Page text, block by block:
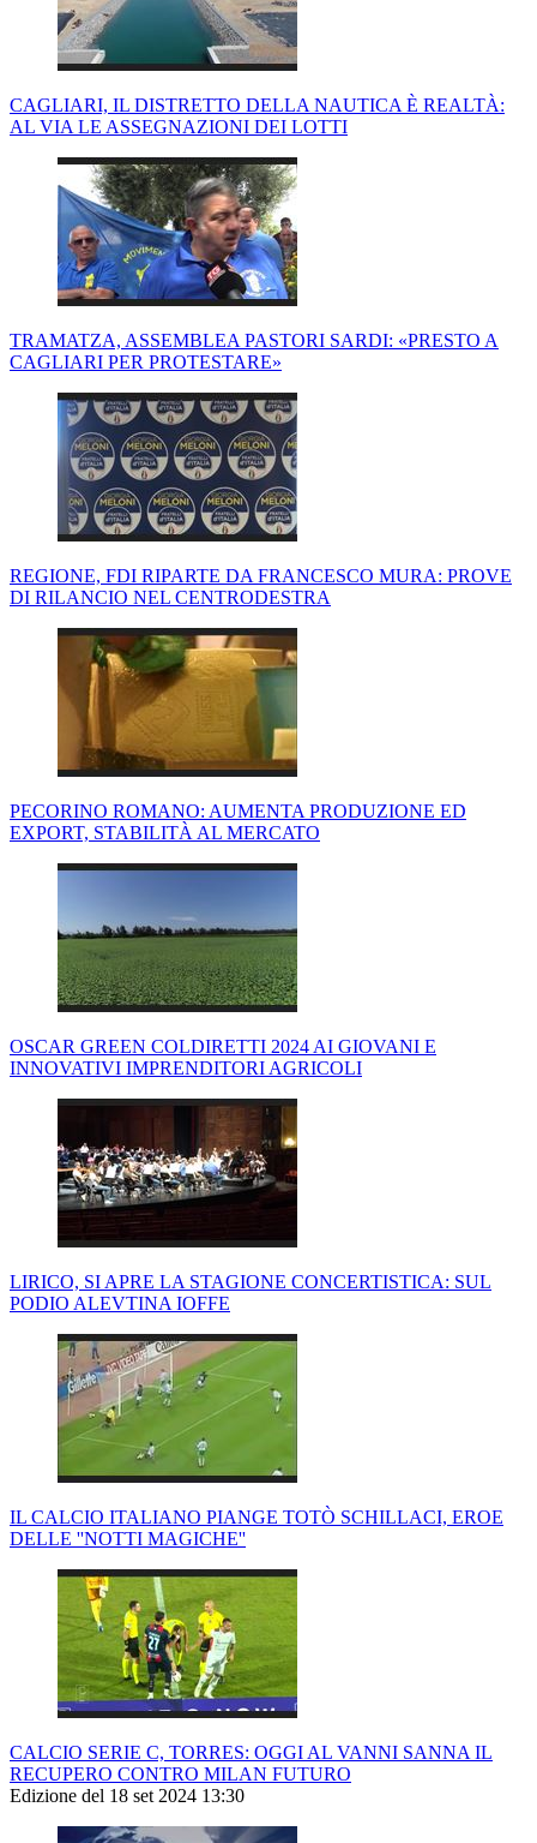
CAGLIARI, IL DISTRETTO DELLA NAUTICA È REALTÀ:
AL VIA LE ASSEGNAZIONI DEI LOTTI
TRAMATZA, ASSEMBLEA PASTORI SARDI: «PRESTO A
CAGLIARI PER PROTESTARE»
REGIONE, FDI RIPARTE DA FRANCESCO MURA: PROVE
DI RILANCIO NEL CENTRODESTRA
PECORINO ROMANO: AUMENTA PRODUZIONE ED
EXPORT, STABILITÀ AL MERCATO
OSCAR GREEN COLDIRETTI 2024 AI GIOVANI E
INNOVATIVI IMPRENDITORI AGRICOLI
LIRICO, SI APRE LA STAGIONE CONCERTISTICA: SUL
PODIO ALEVTINA IOFFE
IL CALCIO ITALIANO PIANGE TOTÒ SCHILLACI, EROE
DELLE ''NOTTI MAGICHE''
CALCIO SERIE C, TORRES: OGGI AL VANNI SANNA IL
RECUPERO CONTRO MILAN FUTURO
Edizione del 18 set 2024 13:30